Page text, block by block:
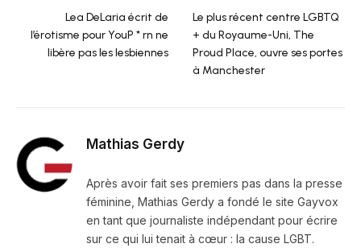
Lea DeLaria écrit de
l’érotisme pour YouP * rn ne
libère pas les lesbiennes
Le plus récent centre LGBTQ
+ du Royaume-Uni, The
Proud Place, ouvre ses portes
à Manchester
Mathias Gerdy
Après avoir fait ses premiers pas dans la presse
féminine, Mathias Gerdy a fondé le site Gayvox
en tant que journaliste indépendant pour écrire
sur ce qui lui tenait à cœur : la cause LGBT.